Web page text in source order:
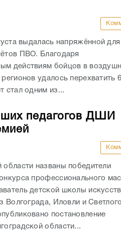
выдалась напряжённой для
ПВО. Благодаря
действиям бойцов в
удалось перехватить
стал одним из...
педагогов ДШИ
области названы победители
профессионального
детской школы
Волгограда, Иловли и
постановление
области...